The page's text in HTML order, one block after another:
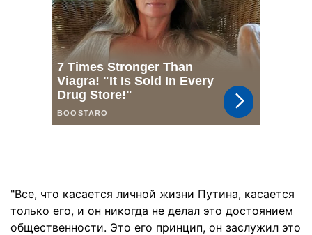
"Все, что касается личной жизни Путина, касается
только его, и он никогда не делал это достоянием
общественности. Это его принцип, он заслужил это